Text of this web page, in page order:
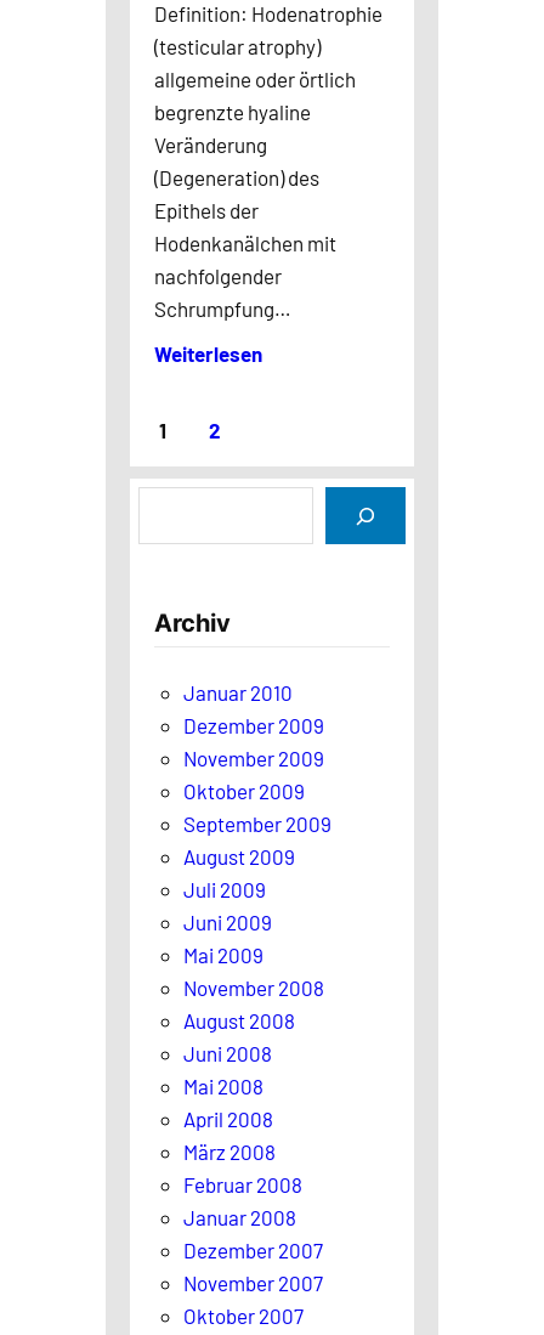
Definition: Hodenatrophie
(testicular atrophy)
allgemeine oder örtlich
begrenzte hyaline
Veränderung
(Degeneration) des
Epithels der
Hodenkanälchen mit
nachfolgender
Schrumpfung…
Weiterlesen
1 2
Archiv
Januar 2010
Dezember 2009
November 2009
Oktober 2009
September 2009
August 2009
Juli 2009
Juni 2009
Mai 2009
November 2008
August 2008
Juni 2008
Mai 2008
April 2008
März 2008
Februar 2008
Januar 2008
Dezember 2007
November 2007
Oktober 2007